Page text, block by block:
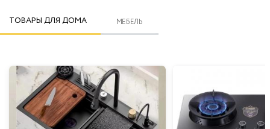
ТОВАРЫ ДЛЯ ДОМА МЕБЕЛЬ